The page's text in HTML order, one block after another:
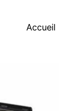
Accueil